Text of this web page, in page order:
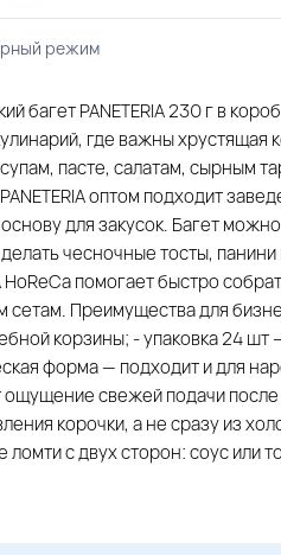
режим
багет PANETERIA 230 г в
где важны хрустящая
пасте, салатам, сырным
оптом подходит
для закусок. Багет
чесночные тосты,
HoReCa помогает быстро
сетам. Преимущества для
корзины; - упаковка 24
форма — подходит и для
ощущение свежей подачи
корочки, а не сразу из
ломти с двух сторон: соус или